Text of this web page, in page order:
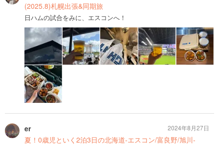
(2025.8)札幌出張&同期旅
日ハムの試合をみに、エスコンへ！
er
夏！0歳児といく2泊3日の北海道-エスコン/富良野/旭川-
2024年8月27日